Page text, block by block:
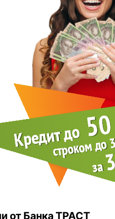
от Банка ТРАСТ